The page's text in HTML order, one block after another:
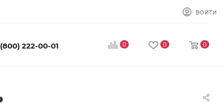
ВОЙТИ
222-00-01 0 0 0